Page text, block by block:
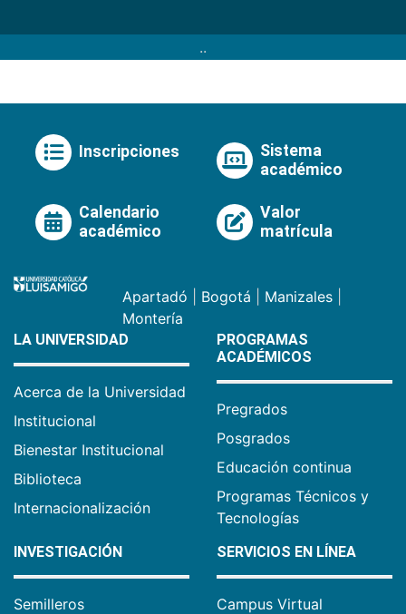
..
Inscripciones
Sistema
académico
Calendario
académico
Valor
matrícula
Apartadó Bogotá Manizales
Montería
LA UNIVERSIDAD
Acerca de la Universidad
Institucional
Bienestar Institucional
Biblioteca
Internacionalización
PROGRAMAS
ACADÉMICOS
Pregrados
Posgrados
Educación continua
Programas Técnicos y
Tecnologías
INVESTIGACIÓN
Semilleros
SERVICIOS EN LÍNEA
Campus Virtual